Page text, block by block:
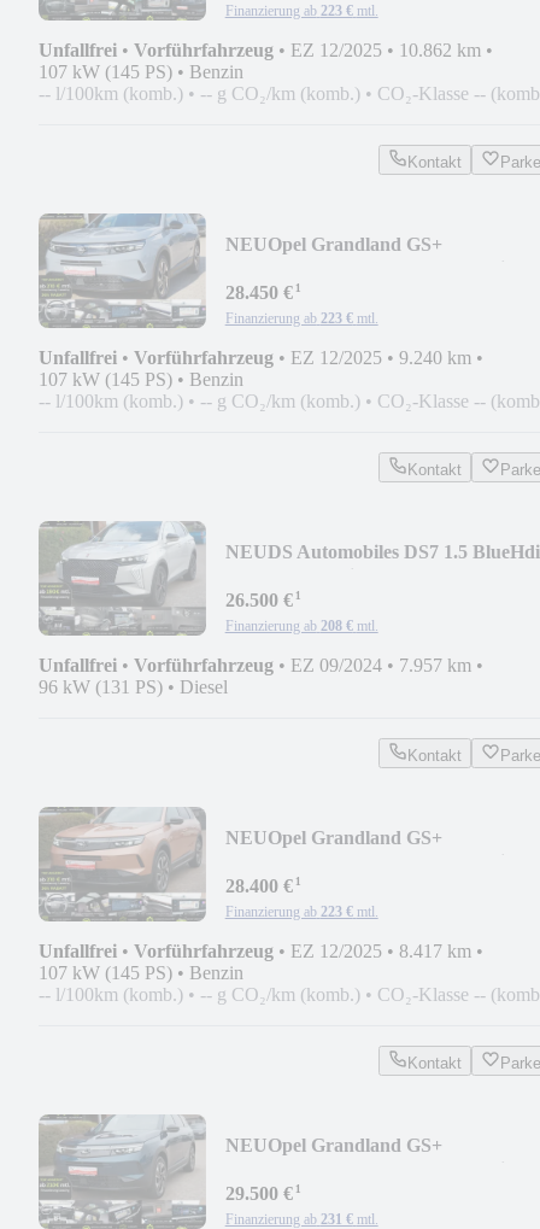
Finanzierung ab 223 € mtl.
Unfallfrei • Vorführfahrzeug • EZ 12/2025 • 10.862 km •
107 kW (145 PS) • Benzin
-- l/100km (komb.) • -- g CO₂/km (komb.) • CO₂-Klasse --
Kontakt
NEUOpel Grandland GS+
28.450 €¹
Finanzierung ab 223 € mtl.
Unfallfrei • Vorführfahrzeug • EZ 12/2025 • 9.240 km •
107 kW (145 PS) • Benzin
-- l/100km (komb.) • -- g CO₂/km (komb.) • CO₂-Klasse --
Kontakt
NEUDS Automobiles DS7 1.5 BlueHdi
26.500 €¹
Finanzierung ab 208 € mtl.
Unfallfrei • Vorführfahrzeug • EZ 09/2024 • 7.957 km •
96 kW (131 PS) • Diesel
Kontakt
NEUOpel Grandland GS+
28.400 €¹
Finanzierung ab 223 € mtl.
Unfallfrei • Vorführfahrzeug • EZ 12/2025 • 8.417 km •
107 kW (145 PS) • Benzin
-- l/100km (komb.) • -- g CO₂/km (komb.) • CO₂-Klasse --
Kontakt
NEUOpel Grandland GS+
29.500 €¹
Finanzierung ab 231 € mtl.